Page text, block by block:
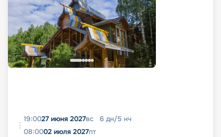
19:0027 июня 2027вс 6 дн/5 нч
08:0002 июля 2027пт